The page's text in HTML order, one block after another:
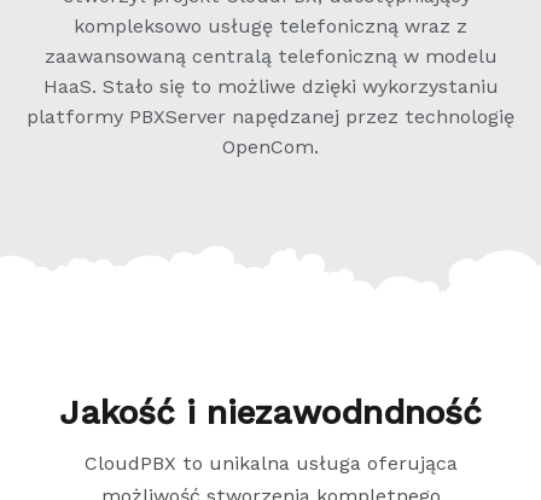
kompleksowo usługę telefoniczną wraz z
zaawansowaną centralą telefoniczną w modelu
HaaS. Stało się to możliwe dzięki wykorzystaniu
platformy PBXServer napędzanej przez technologię
OpenCom.
Jakość i niezawodndność
CloudPBX to unikalna usługa oferująca